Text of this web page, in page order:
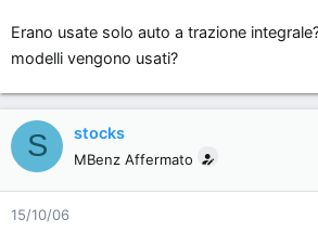
l'aderenza al posteriore),frenata con e
MERAVIGLIOSO!
prestazioni e sicurezza!
Ciao
Stocks
Erano usate solo auto a trazione
modelli vengono usati?
S stocks
MBenz Affermato
15/10/06